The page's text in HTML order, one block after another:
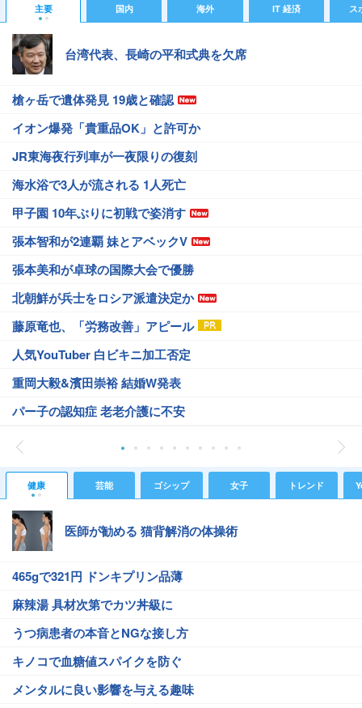
主要 国内 海外 IT 経済 ス
台湾代表、長崎の平和式典を欠席
槍ヶ岳で遺体発見 19歳と確認
イオン爆発「貴重品OK」と許可か
JR東海夜行列車が一夜限りの復刻
海水浴で3人が流される 1人死亡
甲子園 10年ぶりに初戦で姿消す
張本智和が2連覇 妹とアベックV
張本美和が卓球の国際大会で優勝
北朝鮮が兵士をロシア派遣決定か
藤原竜也、「労務改善」アピール
人気YouTuber 白ビキニ加工否定
重岡大毅&濱田崇裕 結婚W発表
パー子の認知症 老老介護に不安
健康 芸能 ゴシップ 女子 トレンド
医師が勧める 猫背解消の体操術
465gで321円 ドンキプリン品薄
麻辣湯 具材次第でカツ丼級に
うつ病患者の本音とNGな接し方
キノコで血糖値スパイクを防ぐ
メンタルに良い影響を与える趣味